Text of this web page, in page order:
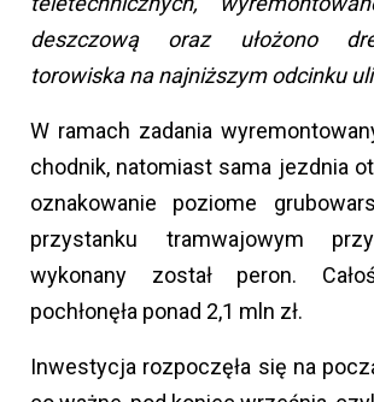
deszczową oraz ułożono
torowiska na najniższym odcinku
W ramach zadania
chodnik, natomiast sama jezdnia
oznakowanie poziome
przystanku tramwajowym
wykonany został peron.
pochłonęła ponad 2,1 mln zł.
Inwestycja rozpoczęła się na